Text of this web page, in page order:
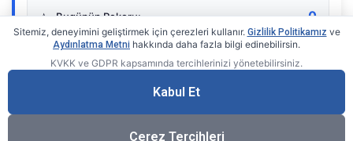
⭐ Bugünün Rekoru: 0
Gerçek zamanlı sayaç
Sitemiz, deneyimini geliştirmek için çerezleri kullanır. Gizlilik Politikamız ve
Aydınlatma Metni hakkında daha fazla bilgi edinebilirsin.
KVKK ve GDPR kapsamında tercihlerinizi yönetebilirsiniz.
Kabul Et
Çerez Tercihleri